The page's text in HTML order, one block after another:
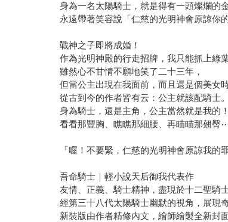
身為一名太陽騎士，就是得有一頭燦爛的
永遠帶著笑容說「仁慈的光明神會原諒你
戰神之子即將成婚！
作為光明神殿的行走招牌，我只能抓上綠
雖然心不甘情不願地笑了二十三年，
但當公主出現在我面前，而且還是個美女
從古到今的作者皆有云：公主就該配騎士。
身為騎士，還是主角，公主當然就是我的！
看看那豐胸、瞧瞧那細腰、再瞄瞄那翹
「喔！不要緊，仁慈的光明神會原諒我的
吾命騎士｜輕小說天后御我代表作
友情、正義、騎士精神，盡現於十二聖騎
經第三十八代太陽騎士幽默的視角，展現
新裝版由作者精修內文，繪師繪製全新封